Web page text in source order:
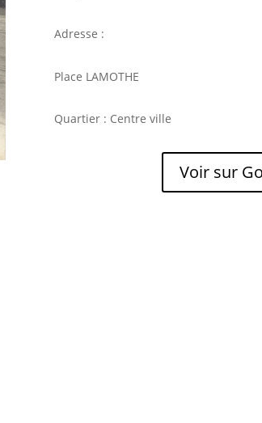
Adresse :
Place LAMOTHE
Quartier : Centre ville
Voir sur